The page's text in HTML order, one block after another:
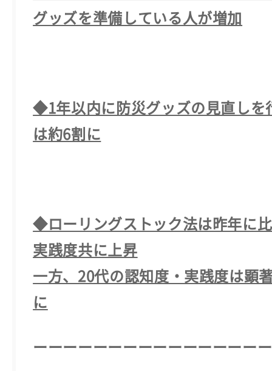
グッズを準備している人が増加
◆1年以内に防災グッズの見直しを
は約6割に
◆ローリングストック法は昨年に
実践度共に上昇
一方、20代の認知度・実践度は顕
に
ーーーーーーーーーーーーーーー